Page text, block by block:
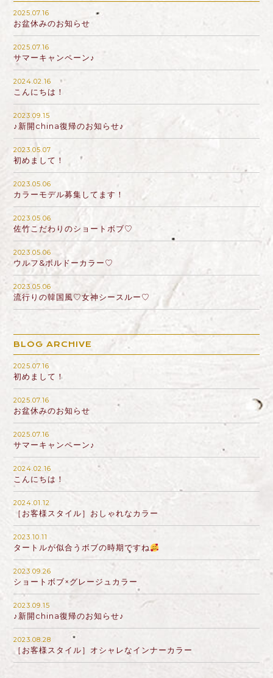
2025.07.16
お盆休みのお知らせ
2025.07.16
サマーキャンペーン♪
2024.02.16
こんにちは！
2023.09.15
♪新開china復帰のお知らせ♪
2023.05.07
初めまして！
2023.05.06
カラーモデル募集してます！
2023.05.06
佐竹こだわりのショートボブ♡
2023.05.06
ウルフ&ボルドーカラー♡
2023.05.06
流行りの韓国風♡女神シースルー♡
BLOG ARCHIVE
2025.07.16
初めまして！
2025.07.16
お盆休みのお知らせ
2025.07.16
サマーキャンペーン♪
2024.02.16
こんにちは！
2024.01.12
［お客様スタイル］おしゃれなカラー
2023.10.11
タートルが似合うボブの時期ですね
2023.09.26
ショートボブ×グレージュカラー
2023.09.15
♪新開china復帰のお知らせ♪
2023.08.28
［お客様スタイル］オシャレなインナーカラー